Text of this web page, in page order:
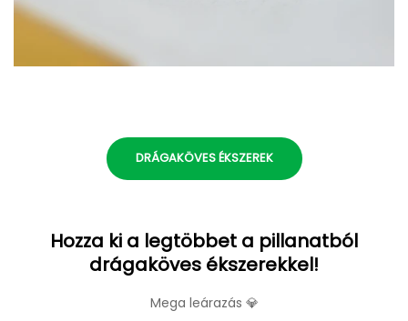
DRÁGAKÖVES ÉKSZEREK
Hozza ki a legtöbbet a pillanatból
drágaköves ékszerekkel!
Mega leárazás 💎